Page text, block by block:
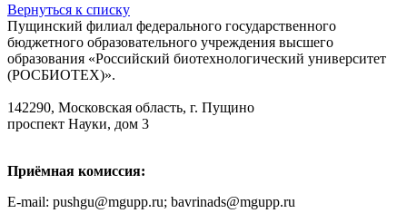
Вернуться к списку
Пущинский филиал федерального государственного
бюджетного образовательного учреждения высшего
образования «Российский биотехнологический университет
(РОСБИОТЕХ)».
142290, Московская область, г. Пущино
проспект Науки, дом 3
Приёмная комиссия:
E-mail: pushgu@mgupp.ru; bavrinads@mgupp.ru